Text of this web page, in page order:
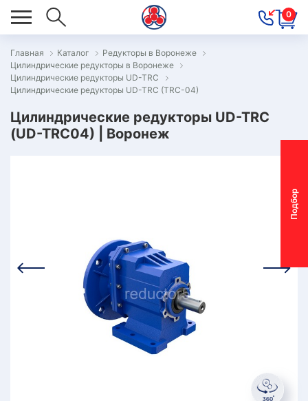
0
П
о
д
б
о
р
м
о
т
о
р
-
р
е
д
у
к
т
о
р
Главная Каталог
Редукторы в Воронеже
Цилиндрические редукторы в Воронеже
Цилиндрические редукторы UD-TRC
Цилиндрические редукторы UD-TRC (TRC-04)
Цилиндрические редукторы UD-TRC
(UD-TRC04) | Воронеж